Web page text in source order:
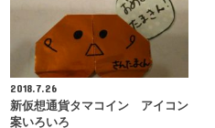
2018.7.26
新仮想通貨タマコイン アイコン
案いろいろ